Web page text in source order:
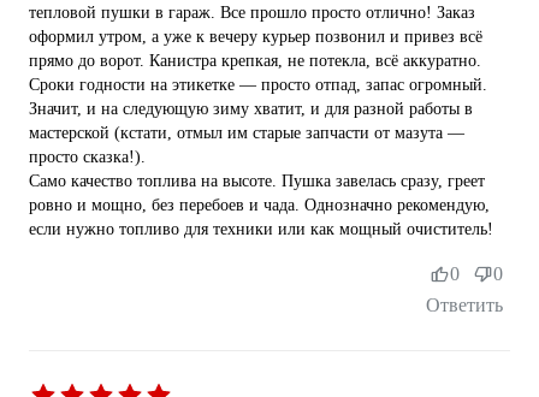
тепловой пушки в гараж. Все прошло просто отлично! Заказ
оформил утром, а уже к вечеру курьер позвонил и привез всё
прямо до ворот. Канистра крепкая, не потекла, всё аккуратно.
Сроки годности на этикетке — просто отпад, запас огромный.
Значит, и на следующую зиму хватит, и для разной работы в
мастерской (кстати, отмыл им старые запчасти от мазута —
просто сказка!).
Само качество топлива на высоте. Пушка завелась сразу, греет
ровно и мощно, без перебоев и чада. Однозначно рекомендую,
если нужно топливо для техники или как мощный очиститель!
Ответить
0 0